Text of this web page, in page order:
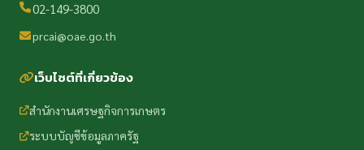
02-149-3800
prcai@oae.go.th
เว็บไซต์ที่เกี่ยวข้อง
สำนักงานเศรษฐกิจการเกษตร
ระบบบัญชีข้อมูลภาครัฐ